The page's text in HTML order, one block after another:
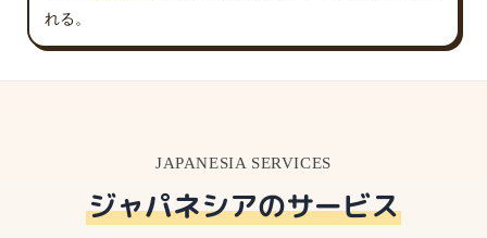
れる。
JAPANESIA SERVICES
ジャパネシアのサービス